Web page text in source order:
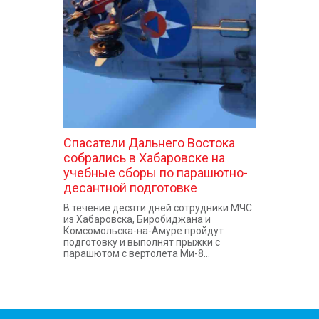
КОНТАКТЫ
Спасатели Дальнего Востока
собрались в Хабаровске на
учебные сборы по парашютно-
десантной подготовке
В течение десяти дней сотрудники МЧС
из Хабаровска, Биробиджана и
Комсомольска-на-Амуре пройдут
подготовку и выполнят прыжки с
парашютом с вертолета Ми-8...